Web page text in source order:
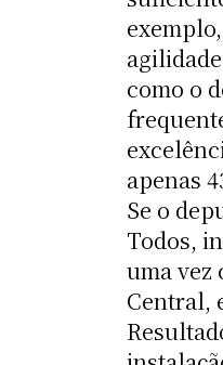
como o
apenas
Se o
Todos,
uma vez
Central,